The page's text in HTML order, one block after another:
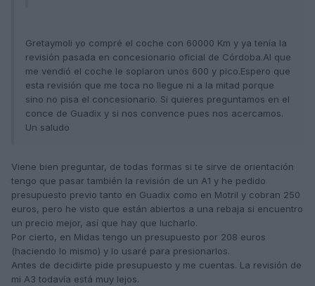
Gretaymoli yo compré el coche con 60000 Km y ya tenía la
revisión pasada en concesionario oficial de Córdoba.Al que
me vendió el coche le soplaron unos 600 y pico.Espero que
esta revisión que me toca no llegue ni a la mitad porque
sino no pisa el concesionario. Si quieres preguntamos en el
conce de Guadix y si nos convence pues nos acercamos.
Un saludo
Viene bien preguntar, de todas formas si te sirve de orientación
tengo que pasar también la revisión de un A1 y he pedido
presupuesto previo tanto en Guadix como en Motril y cobran 250
euros, pero he visto que están abiertos a una rebaja si encuentro
un precio mejor, así que hay que lucharlo.
Por cierto, en Midas tengo un presupuesto por 208 euros
(haciendo lo mismo) y lo usaré para presionarlos.
Antes de decidirte pide presupuesto y me cuentas. La revisión de
mi A3 todavía está muy lejos.